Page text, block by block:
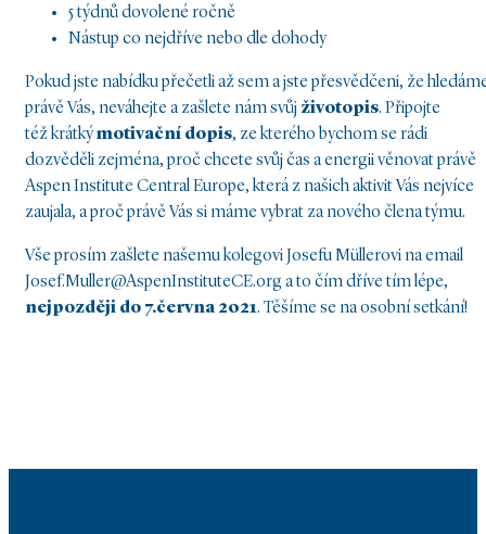
5 týdnů dovolené ročně
Nástup co nejdříve nebo dle dohody
Pokud jste nabídku přečetli až sem a jste přesvědčeni, že
právě Vás, neváhejte a zašlete nám svůj životopis. Připojte
též krátkýmotivační dopis, ze kterého bychom se rádi
dozvěděli zejména, proč chcete svůj čas a energii věnovat právě
Aspen Institute Central Europe, která z našich aktivit Vás nejvíce
zaujala, a proč právě Vás si máme vybrat za nového člena týmu.
Vše prosím zašlete našemu kolegovi Josefu Müllerovi na email
Josef.Muller@AspenInstituteCE.org a to čím dříve tím lépe,
nejpozději do 7.června 2021. Těšíme se na osobní setkání!